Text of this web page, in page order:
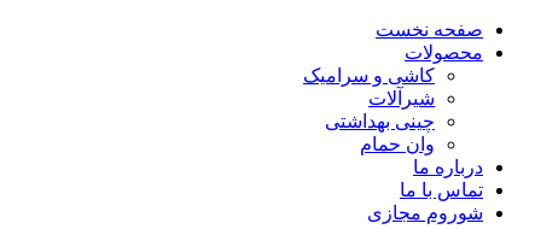
صفحه نخست
محصولات
کاشی و سرامیک
شیرآلات
چینی بهداشتی
وان حمام
درباره ما
تماس با ما
شوروم مجازی